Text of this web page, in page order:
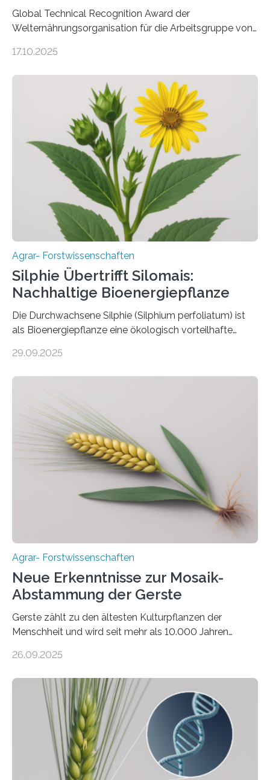
Global Technical Recognition Award der
Welternährungsorganisation für die Arbeitsgruppe von
Insektenbiotechnologie der JLU Insekten spielen eine
aber Krankheiten übertragen und der Landwirtschaft
und dem Gartenbau erhebliche Schäden zufügen. Es ist
daher entscheidend, Schadinsekten effektiv zu
bekämpfen, während gleichzeitig nützliche Insekten
erhalten bleiben. An der Justus-Liebig-Universität
Gießen (JLU) erforscht die Arbeitsgruppe von Prof. Dr.
Marc F. Schetelig am Institut für
Insektenbiotechnologie neue biologische und
biotechnologische Verfahren zur…
17.10.2025
Agrar- Forstwissenschaften
Silphie Übertrifft Silomais:
Nachhaltige Bioenergiepflanze
Die Durchwachsene Silphie (Silphium perfoliatum) ist
als Bioenergiepflanze eine ökologisch vorteilhafte
mehrjährigen Vergleichsstudie von Forschenden der
nach nachhaltigen Alternativen zur Energiegewinnung
aus landwirtschaftlichen Kulturen ist ein zentrales
Anliegen im Zuge der europäischen Klimaziele, bis
2050 klimaneutral zu werden. In Deutschland dominiert
bislang der Mais als Energiepflanze, doch sein Anbau
bringt ökologische Herausforderungen mit sich:
Bodenerosion, Nährstoffauswaschung und…
29.09.2025
Agrar- Forstwissenschaften
Neue Erkenntnisse zur Mosaik-
Abstammung der Gerste
Gerste zählt zu den ältesten Kulturpflanzen der
Menschheit und wird seit mehr als 10.000 Jahren
einzigen Ort domestiziert wurde. Eine neue Studie eines
Instituts für Pflanzengenetik und
Kulturpflanzenforschung (IPK) zeigt, dass die heutige
Gerste aus verschiedenen Wildpopulationen im
sogenannten Fruchtbaren Halbmond hervorgegangen
ist. Sie besitzt also eine Art „Mosaik-Abstammung“. Die
Ergebnisse der Studie wurden heute in der
Fachzeitschrift „Nature“ veröffentlicht. Die
26.09.2025